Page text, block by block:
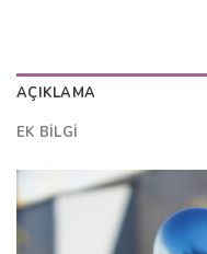
AÇIKLAMA
EK BILGI